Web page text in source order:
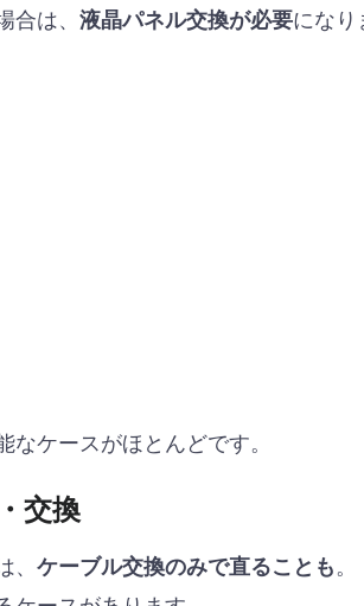
は、 液晶パネル交換が必要になり
ケースがほとんどです。
交換
ケーブル交換のみで直ることも。